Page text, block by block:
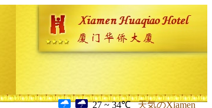
27 ~ 34℃ 天気のXiamen